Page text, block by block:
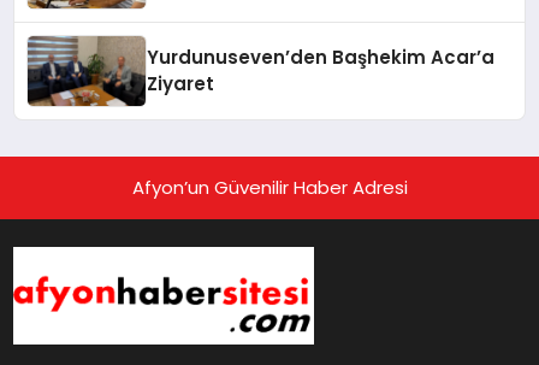
Yurdunuseven’den Başhekim Acar’a
Ziyaret
Afyon’un Güvenilir Haber Adresi